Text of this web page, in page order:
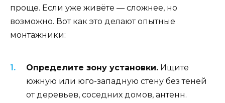
проще. Если уже живёте — сложнее, но
возможно. Вот как это делают опытные
монтажники:
Определите зону установки. Ищите
южную или юго-западную стену без теней
от деревьев, соседних домов, антенн.